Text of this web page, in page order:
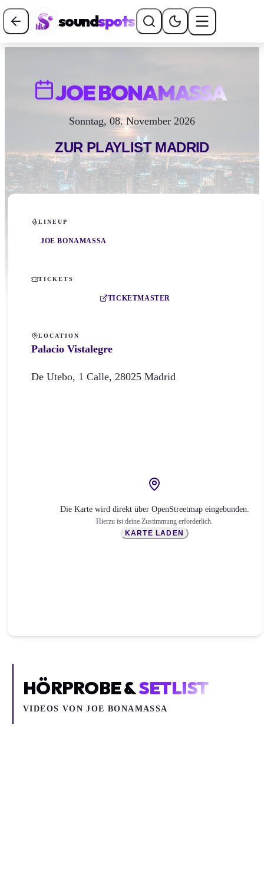
soundspots
JOE BONAMASSA
Sonntag, 08. November 2026
ZUR PLAYLIST MADRID
LINEUP
JOE BONAMASSA
TICKETS
TICKETMASTER
LOCATION
Palacio Vistalegre
De Utebo, 1 Calle, 28025 Madrid
Die Karte wird direkt über OpenStreetmap eingebunden.
Hierzu ist deine Zustimmung erforderlich.
KARTE LADEN
HÖRPROBE &SETLIST
VIDEOS VONJOE BONAMASSA